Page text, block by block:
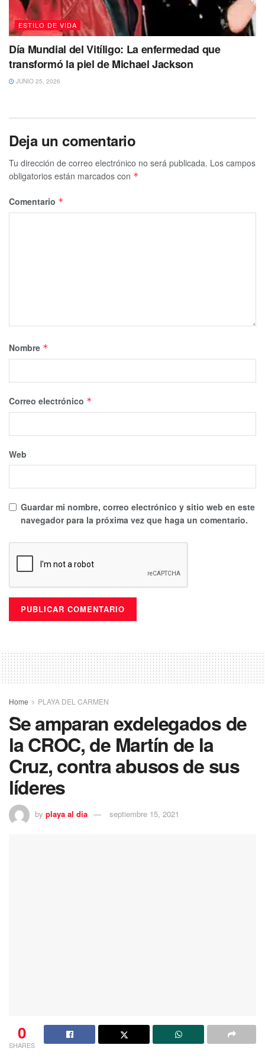
ESTILO DE VIDA
Día Mundial del Vitíligo: La enfermedad que
transformó la piel de Michael Jackson
JUNIO 25, 2026
Deja un comentario
Tu dirección de correo electrónico no será publicada. Los campos
obligatorios están marcados con *
Comentario *
Nombre *
Correo electrónico *
Web
Guardar mi nombre, correo electrónico y sitio web en este
navegador para la próxima vez que haga un comentario.
Home PLAYA DEL CARMEN
Se amparan exdelegados de
la CROC, de Martín de la
Cruz, contra abusos de sus
líderes
by playa al dia septiembre 15, 2021
0
SHARES